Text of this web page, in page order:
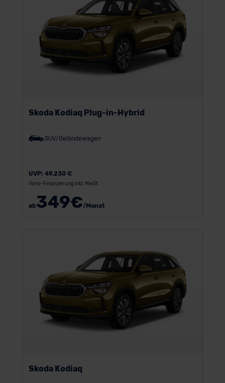
Skoda Kodiaq Plug-in-Hybrid
SUV/Geländewagen
UVP: 49.230 €
Vario-Finanzierung inkl. MwSt.
ab349€/Monat
Skoda Kodiaq